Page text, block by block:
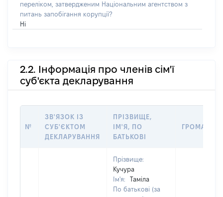
переліком, затвердженим Національним агентством з
питань запобігання корупції?
Ні
2.2. Інформація про членів сім'ї
суб'єкта декларування
№
ЗВ'ЯЗОК ІЗ
СУБ'ЄКТОМ
ДЕКЛАРУВАННЯ
ПРІЗВИЩЕ,
ІМ'Я, ПО
БАТЬКОВІ
Прізвище:
Кучура
Ім'я:
Таміла
По батькові (за